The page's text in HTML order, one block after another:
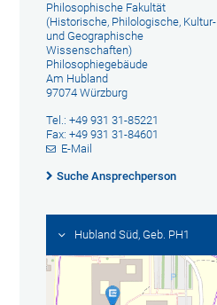
Philosophische Fakultät
(Historische, Philologische, Kultur-
und Geographische
Wissenschaften)
Philosophiegebäude
Am Hubland
97074 Würzburg
Tel.: +49 931 31-85221
Fax: +49 931 31-84601
E-Mail
Suche Ansprechperson
Hubland Süd, Geb. PH1